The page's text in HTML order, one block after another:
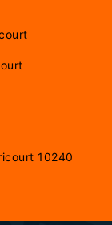
10240